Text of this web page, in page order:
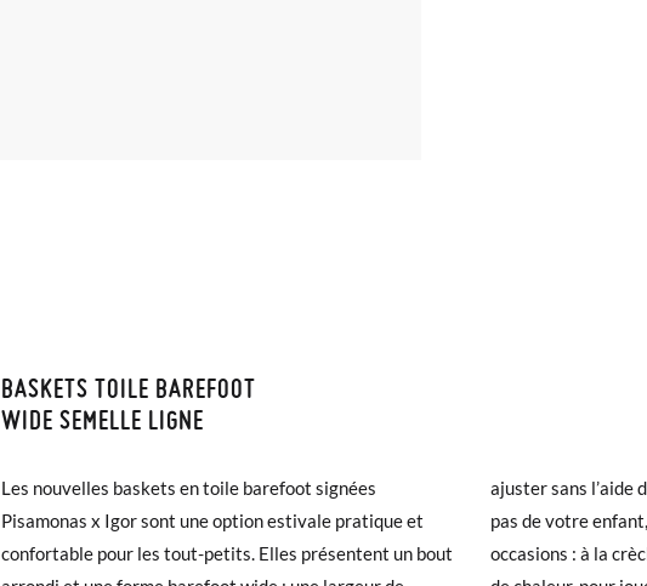
BASKETS TOILE BAREFOOT
WIDE SEMELLE LIGNE
Les nouvelles baskets en toile barefoot signées
Pisamonas x Igor sont une option estivale pratique et
confortable pour les tout-petits. Elles présentent un bout
ajuster sans l’aide des grands. Parfaites dès les premiers
pas de votre enfant, elles conviennent à toutes les
occasions : à la crèche ou à l’école dès les premiers jours
LIVRAISON ET RETOURS
4,95 € et prendra de 4 à 5 jours ouvrables pour arriver par coursier. Veuillez
avant 15h, sinon elle sera expédiée le lendemain.